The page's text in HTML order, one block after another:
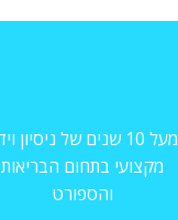
מעל 10 שנים של ניסיון וידע
מקצועי בתחום הבריאות
והספורט